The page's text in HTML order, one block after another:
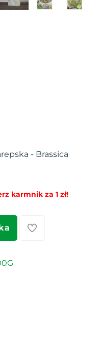
- Brassica
karmnik za 1 zł!